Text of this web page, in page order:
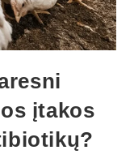
įtakos